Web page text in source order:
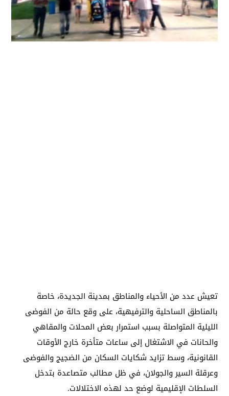
تعيش عدد من الأحياء والمناطق بمدينة الجديدة، خاصة
بالمناطق الساحلية والترفيهية، على وقع حالة من الفوضى
الليلية المتواصلة بسبب استمرار بعض المحلات والمقاهي
والحانات في الاشتغال إلى ساعات متأخرة خارج الأوقات
القانونية، وسط تزايد شكايات السكان من الضجيج والفوضى
وعرقلة السير والجولان، في ظل مطالب متصاعدة بتدخل
السلطات الإقليمية لوضع حد لهذه الاختلالات.